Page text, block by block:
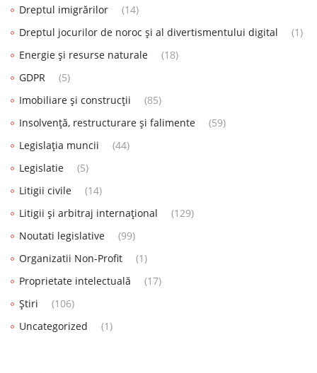
Dreptul imigrărilor
(14)
Dreptul jocurilor de noroc și al divertismentului digital
(1)
Energie și resurse naturale
(18)
GDPR
(5)
Imobiliare și construcții
(85)
Insolvență, restructurare și falimente
(59)
Legislația muncii
(44)
Legislatie
(5)
Litigii civile
(14)
Litigii și arbitraj internațional
(129)
Noutati legislative
(99)
Organizatii Non-Profit
(1)
Proprietate intelectuală
(17)
Știri
(106)
Uncategorized
(1)